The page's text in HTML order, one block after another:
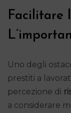
Facilitare
Uno degli
prestiti a
percezione di
a considerare